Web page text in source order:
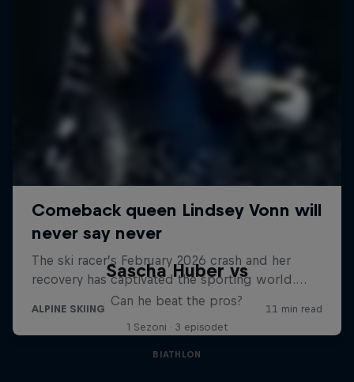
Sascha Huber vs
Can he beat the pros?
1 Sezoni · 3 episodet
BIATHLON